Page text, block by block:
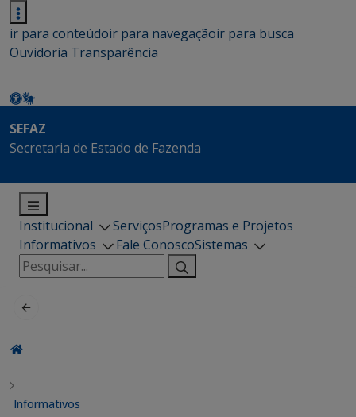
ir para conteúdoir para navegaçãoir para busca
Ouvidoria Transparência
SEFAZ
Secretaria de Estado de Fazenda
Institucional ServiçosProgramas e Projetos
Informativos
Fale ConoscoSistemas
Pesquisar
por:
Informativos